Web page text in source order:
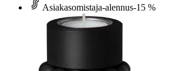
Asiakasomistaja-alennus-15 %